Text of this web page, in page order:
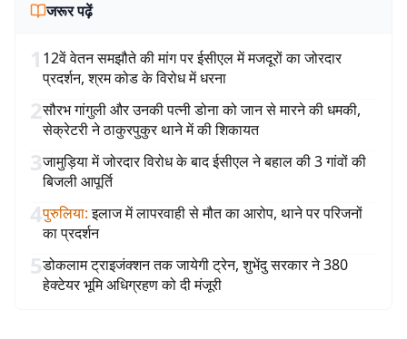
जरूर पढ़ें
1 12वें वेतन समझौते की मांग पर ईसीएल में मजदूरों का जोरदार
प्रदर्शन, श्रम कोड के विरोध में धरना
2सौरभ गांगुली और उनकी पत्नी डोना को जान से मारने की धमकी,
सेक्रेटरी ने ठाकुरपुकुर थाने में की शिकायत
3जामुड़िया में जोरदार विरोध के बाद ईसीएल ने बहाल की 3 गांवों की
बिजली आपूर्ति
4पुरुलिया: इलाज में लापरवाही से मौत का आरोप, थाने पर परिजनों
का प्रदर्शन
5डोकलाम ट्राइजंक्शन तक जायेगी ट्रेन, शुभेंदु सरकार ने 380
हेक्टेयर भूमि अधिग्रहण को दी मंजूरी